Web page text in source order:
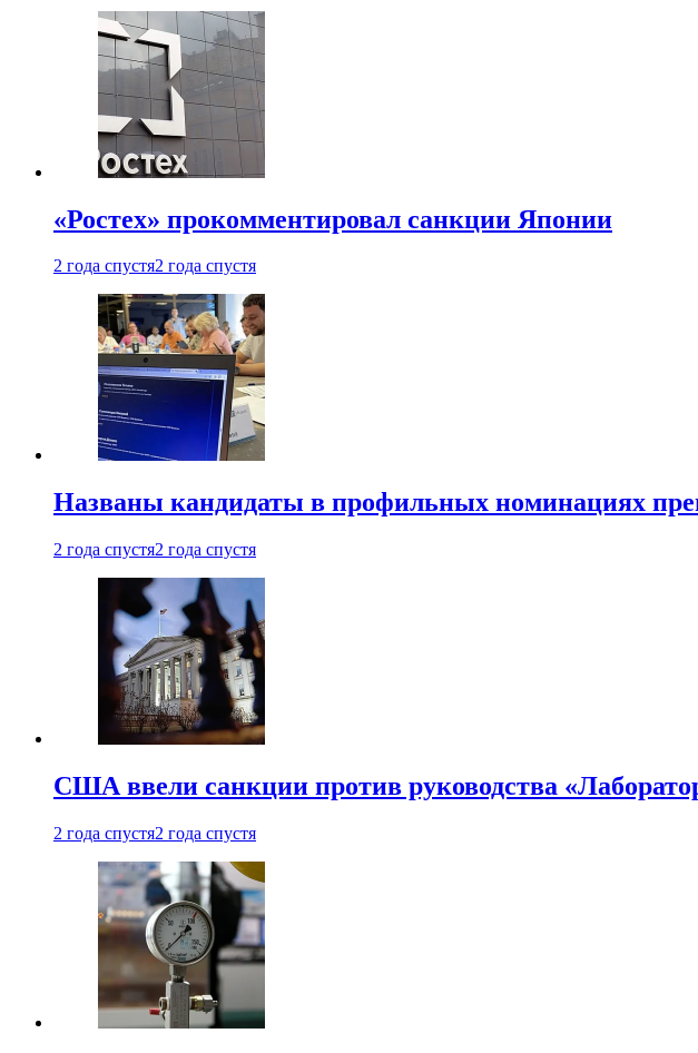
«Ростех» прокомментировал санкции Японии
2 года спустя2 года спустя
Названы кандидаты в профильных номинациях
2 года спустя2 года спустя
США ввели санкции против руководства
2 года спустя2 года спустя